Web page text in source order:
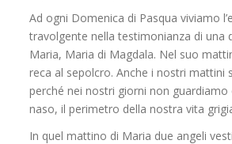
Ad ogni Domenica di Pasqua viviamo
travolgente nella testimonianza di una
Maria, Maria di Magdala. Nel suo
reca al sepolcro. Anche i nostri mattini
perché nei nostri giorni non
naso, il perimetro della nostra vita
In quel mattino di Maria due angeli